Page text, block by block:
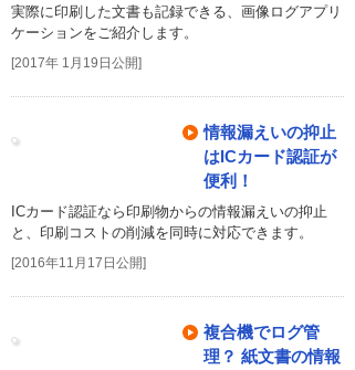
実際に印刷した文書も記録できる、画像ログアプリ
ケーションをご紹介します。
[2017年 1月19日公開]
情報漏えいの抑止
はICカード認証が
便利！
ICカード認証なら印刷物からの情報漏えいの抑止
と、印刷コストの削減を同時に対応できます。
[2016年11月17日公開]
複合機でログ管
理？ 紙文書の情報